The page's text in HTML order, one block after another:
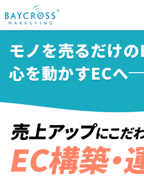
モノを売るだけの
心を動かすECへ